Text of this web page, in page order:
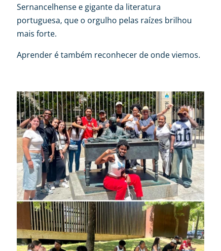
Sernancelhense e gigante da literatura
portuguesa, que o orgulho pelas raízes brilhou
mais forte.
Aprender é também reconhecer de onde viemos.